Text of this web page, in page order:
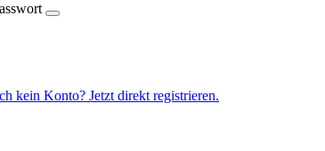
kein Konto? Jetzt direkt registrieren.